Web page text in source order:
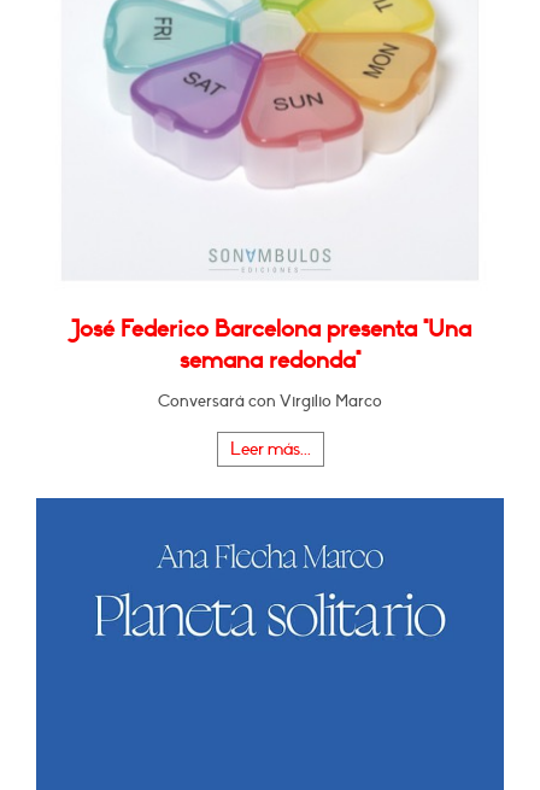
José Federico Barcelona presenta "Una
semana redonda"
Conversará con Virgilio Marco
Leer más...